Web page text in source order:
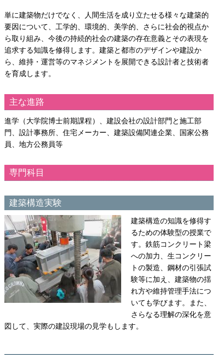
単に建築物だけでなく、人間生活を成り立たせる様々な建築的
要因について、工学的、環境的、美学的、さらに社会的視点か
ら取り組み、今後の持続的社会の建築の存在意義とその表現を
追求する知識を修得します。建築と都市のデザインや建設か
ら、維持・運営等のマネジメントを展開できる設計者と技術者
を育成します。
主な進路
進学（大学院博士前期課程）、建設会社の設計部門と施工部
門、設計事務所、住宅メーカー、建築設備関連企業、国家公務
員、地方公務員等
専門科目
建築構造実験
建築構造の知識を修得す
るための体験型の授業で
す。鉄筋コンクリート梁
への加力、生コンクリー
トの製造、鋼材の引張試
験等に加え、建築物の揺
れ方や維持管理手法につ
いても学びます。また、
さらなる理解の深化を意
図して、実際の建設現場の見学もします。